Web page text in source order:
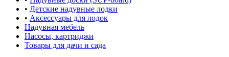
• Детские надувные лодки
• Аксессуары для лодок
Надувная мебель
Насосы, картриджи
Товары для дачи и сада